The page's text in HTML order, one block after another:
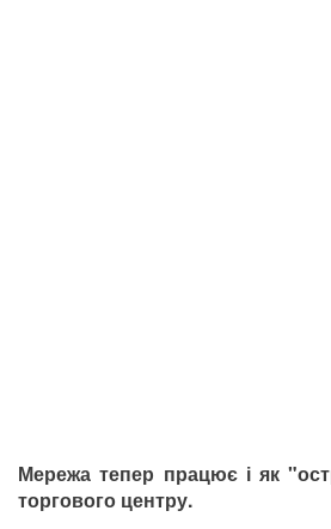
Мережа тепер працює і як
торгового центру.